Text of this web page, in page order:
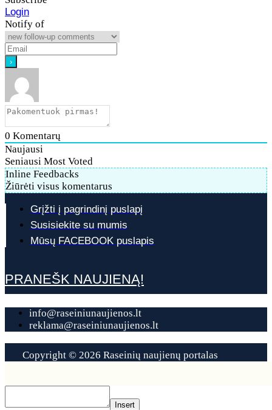
Login
Notify of
0 Komentarų
Naujausi
Seniausi Most Voted
Inline Feedbacks
Žiūrėti visus komentarus
Grįžti į pagrindinį puslapį
Susisiekite su mumis
Mūsų FACEBOOK puslapis
PRANEŠK NAUJIENĄ!
info@raseiniunaujienos.lt
reklama@raseiniunaujienos.lt
Copyright © 2026 Raseinių naujienų portalas
Contact
Insert